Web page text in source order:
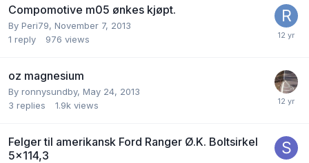
Compomotive m05 ønkes kjøpt.
By Peri79, November 7, 2013
1 reply 976 views
oz magnesium
By ronnysundby, May 24, 2013
3 replies 1.9k views
Felger til amerikansk Ford Ranger Ø.K. Boltsirkel
5x114,3